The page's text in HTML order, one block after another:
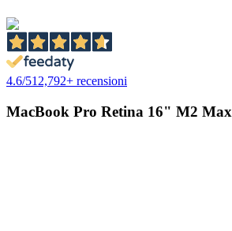
4.6/512,792+ recensioni
MacBook Pro Retina 16" M2 Max